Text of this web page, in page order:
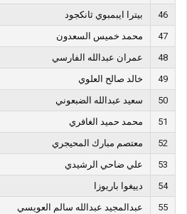
46
بيترا ايبمبوي ثانكجود
47
محمد خميس السعدون
48
عمران عبدالله الفارسي
49
خالد صالح العلوي
50
سعيد عبدالله الضبعوني
51
محمد حميد الغافري
52
معتصم مبارك المحيجري
53
علي ضاحي الرشيدي
54
دييغوا باريوزا
55
عبدالمجيد عبدالله سالم العويسي